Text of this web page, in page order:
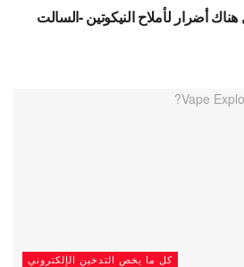
أضرار لأملاح النيكوتين -السالت
كل ما يخص التدخين الإلكتروني